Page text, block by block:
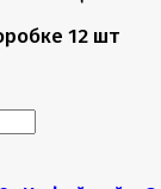
12 шт